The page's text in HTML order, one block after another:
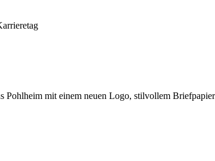
mit einem neuen Logo, stilvollem